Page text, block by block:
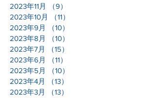
2023年11月
（9）
2023年10月
（11）
2023年9月
（10）
2023年8月
（10）
2023年7月
（15）
2023年6月
（11）
2023年5月
（10）
2023年4月
（13）
2023年3月
（13）